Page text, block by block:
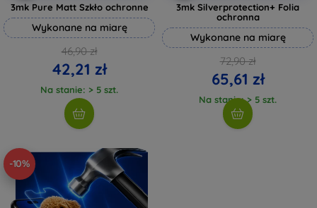
3mk Pure Matt Szkło ochronne
Wykonane na miarę
46,90 zł
42,21 zł
Na stanie: > 5 szt.
3mk Silverprotection+ Folia
ochronna
Wykonane na miarę
72,90 zł
65,61 zł
Na stanie: > 5 szt.
-10%